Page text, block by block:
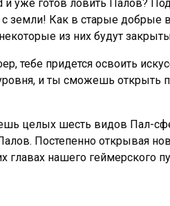
уже готов ловить Палов?
земли! Как в старые
из них будут
придется освоить
и ты сможешь открыть
целых шесть видов Пал-
Постепенно открывая
нашего геймерского